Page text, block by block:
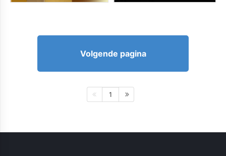
Volgende pagina
1